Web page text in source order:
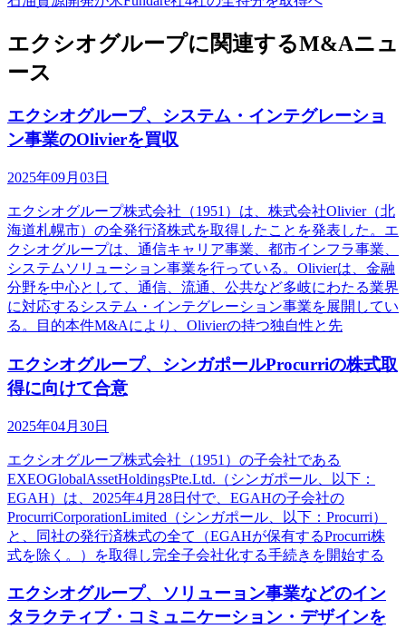
エクシオグループに関連するM&Aニュ
ース
エクシオグループ、システム・インテグレーショ
ン事業のOlivierを買収
2025年09月03日
エクシオグループ株式会社（1951）は、株式会社Olivier（北
海道札幌市）の全発行済株式を取得したことを発表した。エ
クシオグループは、通信キャリア事業、都市インフラ事業、
システムソリューション事業を行っている。Olivierは、金融
分野を中心として、通信、流通、公共など多岐にわたる業界
に対応するシステム・インテグレーション事業を展開してい
る。目的本件M&Aにより、Olivierの持つ独自性と先
エクシオグループ、シンガポールProcurriの株式取
得に向けて合意
2025年04月30日
エクシオグループ株式会社（1951）の子会社である
EXEOGlobalAssetHoldingsPte.Ltd.（シンガポール、以下：
EGAH）は、2025年4月28日付で、EGAHの子会社の
ProcurriCorporationLimited（シンガポール、以下：Procurri）
と、同社の発行済株式の全て（EGAHが保有するProcurri株
式を除く。）を取得し完全子会社化する手続きを開始する
エクシオグループ、ソリューョン事業などのイン
タラクティブ・コミュニケーション・デザインを